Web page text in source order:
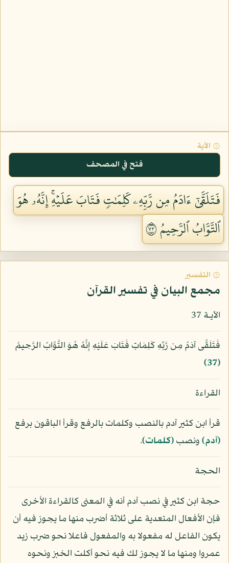
۞ الآية
فتح في المصحف
فَتَلَقَّىٰٓ ءَادَمُ مِن رَّبِّهِۦ كَلِمَٰتٖ فَتَابَ عَلَيۡهِۚ إِنَّهُۥ هُوَ
ٱلتَّوَّابُ ٱلرَّحِيمُ ٣٧
۞ التفسير
مجمع البيان في تفسير القرآن
الآيـة 37
فَتَلَقَّى آدَمُ مِن رَّبِّهِ كَلِمَاتٍ فَتَابَ عَلَيْهِ إِنَّهُ هُوَ التَّوَّابُ الرَّحِيمُ
﴿37﴾
القراءة
قرأ ابن كثير آدم بالنصب وكلمات بالرفع وقرأ الباقون برفع
﴿آدم﴾ونصب﴿كلمات﴾.
الحجة
حجة ابن كثير في نصب آدم أنه في المعنى كالقراءة الأخرى
فإن الأفعال المتعدية على ثلاثة أضرب منها ما يجوز فيه أن
يكون الفاعل له مفعولا به والمفعول فاعلا نحو ضرب زيد
عمروا ومنها ما لا يجوز لك فيه نحو أكلت الخبز ونحوه